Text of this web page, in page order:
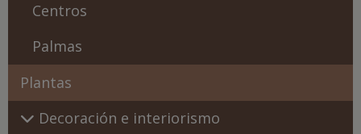
Centros
Palmas
Plantas
Decoración e interiorismo